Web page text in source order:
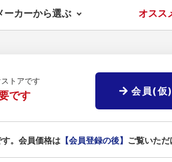
ーカーから選ぶ オスス
トアです
です 会員(仮
。会員価格は【会員登録の後】 ご覧いただ